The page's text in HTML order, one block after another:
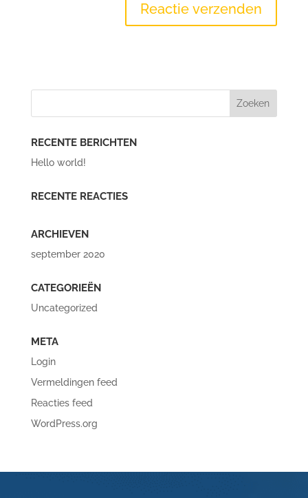
RECENTE BERICHTEN
Hello world!
RECENTE REACTIES
ARCHIEVEN
september 2020
CATEGORIEËN
Uncategorized
META
Login
Vermeldingen feed
Reacties feed
WordPress.org